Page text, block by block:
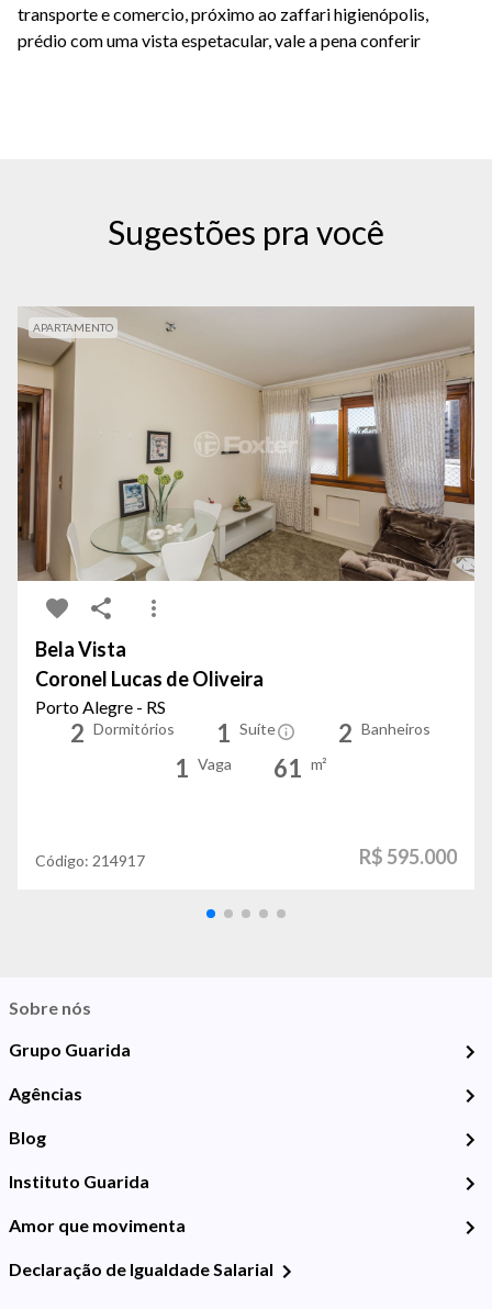
transporte e comercio, próximo ao zaffari higienópolis,
prédio com uma vista espetacular, vale a pena conferir
Sugestões pra você
APARTAMENTO
Bela Vista
Coronel Lucas de Oliveira
Porto Alegre - RS
2 Dormitórios 1 Suíte 2 Banheiros
1 Vaga 61 m²
Código: 214917 R$ 595.000
Sobre nós
Grupo Guarida
Agências
Blog
Instituto Guarida
Amor que movimenta
Declaração de Igualdade Salarial